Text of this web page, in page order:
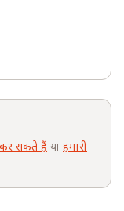
कर सकते हैं या हमारी